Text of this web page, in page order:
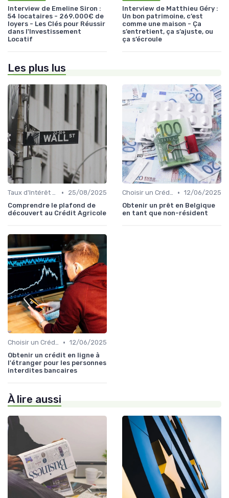
Interview de Emeline Siron :
54 locataires - 269.000€ de
loyers - Les Clés pour Réussir
dans l'Investissement
Locatif
Interview de Matthieu Géry :
Un bon patrimoine, c’est
comme une maison - Ça
s’entretient, ça s’ajuste, ou
ça s’écroule
Les plus lus
Taux d'Intérêt et Conditions de Crédit •
25/08/2025
Comprendre le plafond de
découvert au Crédit Agricole
Choisir un Crédit Immobilier • 12/06/2025
Obtenir un prêt en Belgique
en tant que non-résident
Choisir un Crédit Immobilier • 12/06/2025
Obtenir un crédit en ligne à
l'étranger pour les personnes
interdites bancaires
À lire aussi